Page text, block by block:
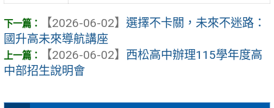
【2026-06-02】 選擇不卡關，未來不迷路：
國升高未來導航講座
【2026-06-02】 西松高中辦理115學年度高
中部招生說明會